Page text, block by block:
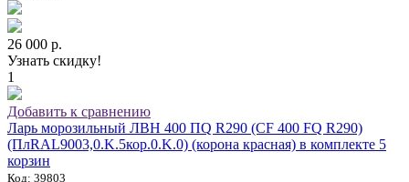
26 000 р.
Узнать скидку!
1
Добавить к сравнению
Ларь морозильный ЛВН 400 ПQ R290 (СF 400 FQ R290)
(ПлRAL9003,0.K.5кор.0.K.0) (корона красная) в комплекте 5
корзин
Код: 39803